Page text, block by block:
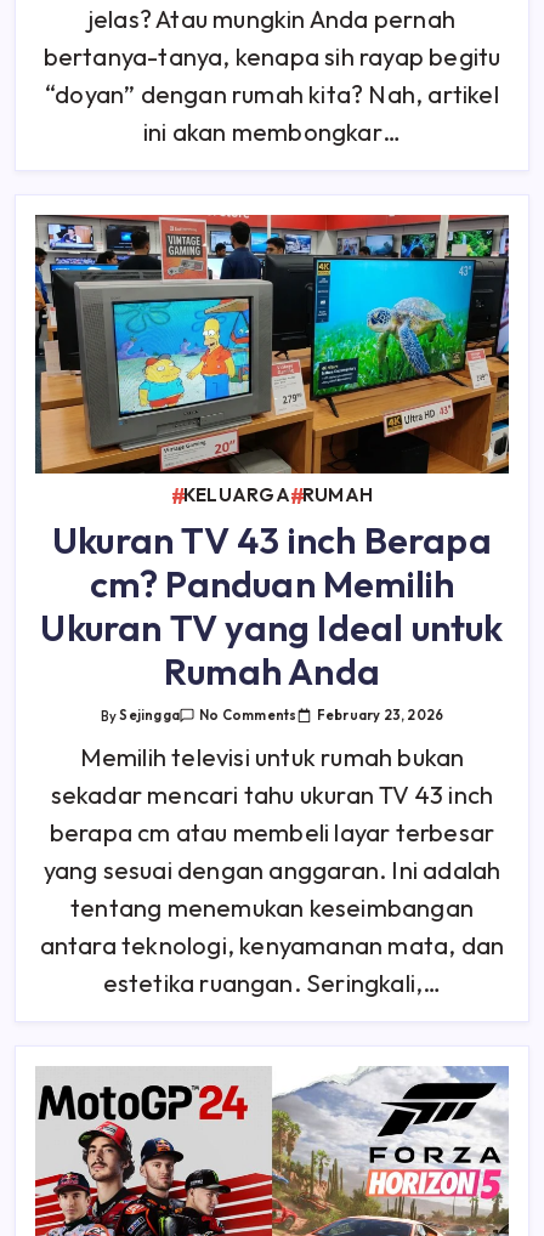
Killer”
jelas? Atau mungkin Anda pernah
bertanya-tanya, kenapa sih rayap begitu
“doyan” dengan rumah kita? Nah, artikel
ini akan membongkar…
KELUARGA RUMAH
Ukuran TV 43 inch Berapa
cm? Panduan Memilih
Ukuran TV yang Ideal untuk
Rumah Anda
BySejingga No CommentsOn
43
Berapa
Cm?
Panduan
Memilih
TV
Yang
Ideal
Untuk
Anda
February 23, 2026
Memilih televisi untuk rumah bukan
sekadar mencari tahu ukuran TV 43 inch
berapa cm atau membeli layar terbesar
yang sesuai dengan anggaran. Ini adalah
tentang menemukan keseimbangan
antara teknologi, kenyamanan mata, dan
estetika ruangan. Seringkali,…